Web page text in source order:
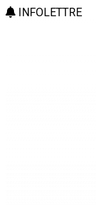
INFOLETTRE